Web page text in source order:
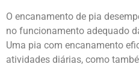
O encanamento de pia
no funcionamento adequado
Uma pia com encanamento
atividades diárias, como